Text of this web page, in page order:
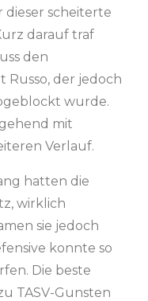
dieser scheiterte
darauf traf
den
Russo, der jedoch
wurde.
mit
Verlauf.
hatten die
wirklich
sie jedoch
konnte so
Die beste
TASV-Gunsten